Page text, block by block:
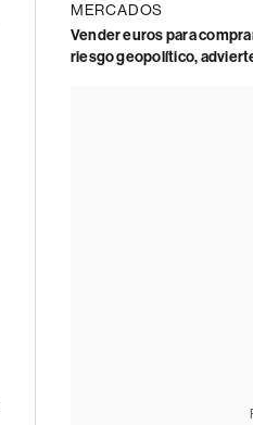
MERCADOS
Vender euros para
riesgo geopolítico,